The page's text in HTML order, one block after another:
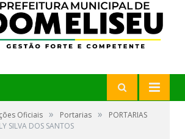
Oficiais » Portarias »
PORTARIAS
SILVA DOS SANTOS